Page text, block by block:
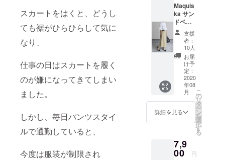
スカートをはくと、どうし
ても裾がひらひらして気に
なり、
仕事の日はスカートを履く
のが嫌になってきてしまい
ました。
しかし、毎日パンツスタイ
ルで通勤していると、
今度は服装が制限され
Maquis
ka サン
ドベー
ジュ 定
価税込
8690円
のとこ
ろ、
7900円
でお届
け。
10％オ
フ！初
回生産
分の枚
数限定
支援
者：
10人
お届
け予
定：
2020
年08
月
詳細を見る
こ
の
リ
タ
ー
ン
を
選
択
す
る
7,9
00 円